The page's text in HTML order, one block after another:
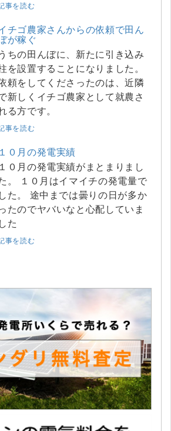
事を読む
チゴ農家さんからの依頼で田ん
が稼ぐ
うちの田んぼに、新たに引き込み
を設置することになりました。
頼をしてくださったのは、近隣
新しくイチゴ農家として就農さ
る方です。
事を読む
１０月の発電実績
１０月の発電実績がまとまりまし
０月はイマイチの発電量で
した。 途中までは曇りの日が多か
たのでヤバいなと心配していま
した
事を読む